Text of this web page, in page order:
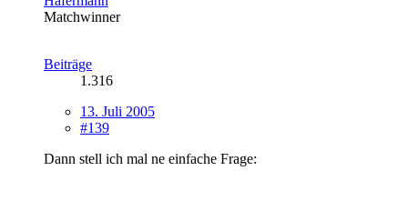
Matchwinner
Beiträge
1.316
13. Juli 2005
#139
Dann stell ich mal ne einfache Frage: